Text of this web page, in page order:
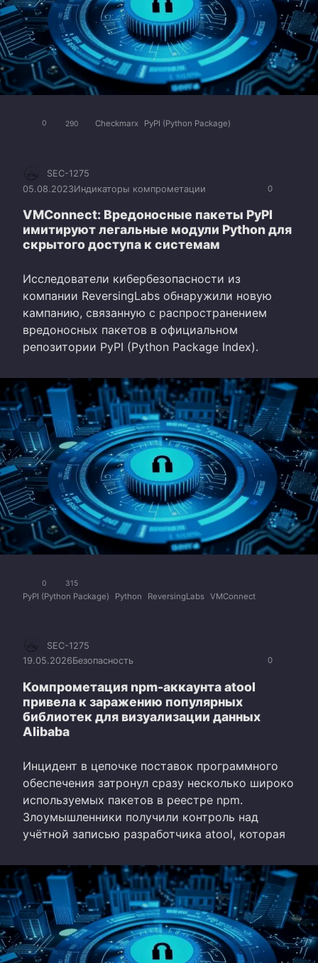
0 290 Checkmarx PyPI (Python Package)
0
SEC-1275
05.08.2023Индикаторы компрометации
VMConnect: Вредоносные пакеты PyPI
имитируют легальные модули Python для
скрытого доступа к системам
Исследователи кибербезопасности из
компании ReversingLabs обнаружили новую
кампанию, связанную с распространением
вредоносных пакетов в официальном
репозитории PyPI (Python Package Index).
0 315
PyPI (Python Package) Python ReversingLabs VMConnect
0
SEC-1275
19.05.2026Безопасность
Компрометация npm-аккаунта atool
привела к заражению популярных
библиотек для визуализации данных
Alibaba
Инцидент в цепочке поставок программного
обеспечения затронул сразу несколько широко
используемых пакетов в реестре npm.
Злоумышленники получили контроль над
учётной записью разработчика atool, которая